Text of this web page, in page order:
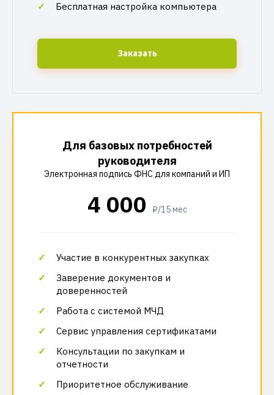
Бесплатная настройка компьютера
Заказать
Для базовых потребностей
руководителя
Электронная подпись ФНС для компаний и ИП
4 000 ₽/15 мес
Участие в конкурентных закупках
Заверение документов и
доверенностей
Работа с системой МЧД
Сервис управления сертификатами
Консультации по закупкам и
отчетности
Приоритетное обслуживание